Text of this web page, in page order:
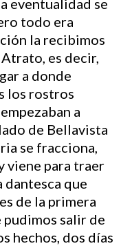
eventualidad se
todo era
la recibimos
es decir,
a donde
los rostros
a
de Bellavista
se fracciona,
viene para traer
dantesca que
de la primera
salir de
hechos, dos días